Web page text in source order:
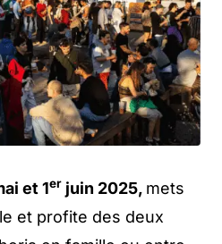
et 1er juin 2025, mets
et profite des deux